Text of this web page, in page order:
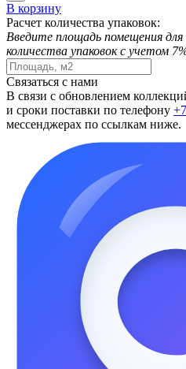
В корзину
Расчет количества упаковок:
Введите площадь помещения
количества упаковок с учетом
Связаться с нами
В связи с обновлением
и сроки поставки по телефону
мессенджерах по ссылкам ниже.